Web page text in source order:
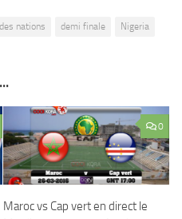
nations demi finale Nigeria
0
Maroc vs Cap vert en direct le